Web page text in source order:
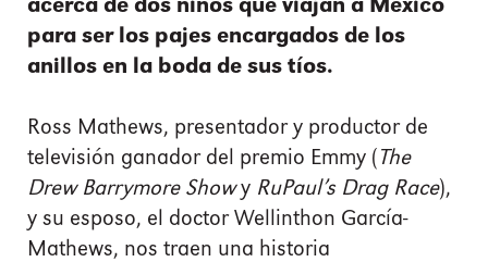
acerca de dos niños que viajan a México
para ser los pajes encargados de los
anillos en la boda de sus tíos.
Ross Mathews, presentador y productor de
televisión ganador del premio Emmy ( The
Drew Barrymore Showy RuPaul’s Drag Race),
y su esposo, el doctor Wellinthon García-
Mathews, nos traen una historia